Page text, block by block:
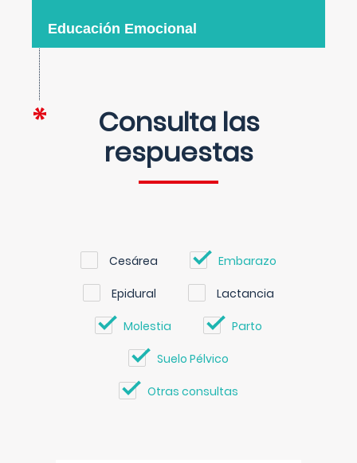
Educación Emocional
Consulta las
respuestas
Cesárea Embarazo
Epidural Lactancia
Molestia Parto
Suelo Pélvico
Otras consultas